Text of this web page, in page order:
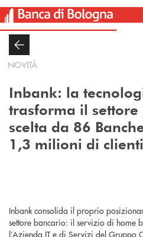
Salta al contenuto principale
NOVITÀ
Inbank: la
trasforma il
scelta da 86
1,3 milioni di
Inbank consolida il proprio
settore bancario: il servizio di home
l’Azienda IT e di Servizi del Gruppo